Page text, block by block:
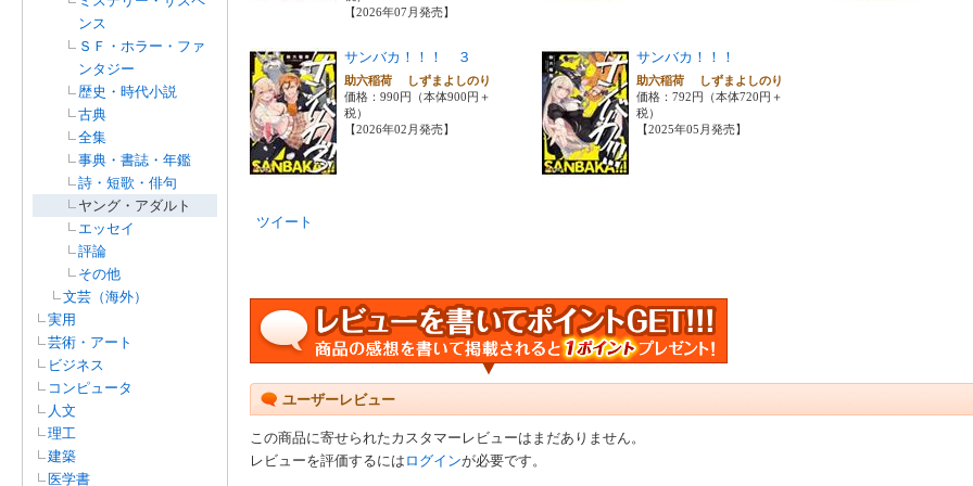
ンス
ＳＦ・ホラー・ファ
ンタジー
歴史・時代小説
古典
全集
事典・書誌・年鑑
詩・短歌・俳句
ヤング・アダルト
エッセイ
評論
その他
文芸（海外）
実用
芸術・アート
ビジネス
コンピュータ
人文
理工
建築
医学書
【2026年07月発売】
サンバカ！！！ ３
助六稲荷 しずまよしのり
価格：990円（本体900円＋
税）
【2026年02月発売】
サンバカ！！！
助六稲荷 しずまよしのり
価格：792円（本体720円＋
税）
【2025年05月発売】
ツイート
ユーザーレビュー
この商品に寄せられたカスタマーレビューはまだありません。
レビューを評価するには ログインが必要です。